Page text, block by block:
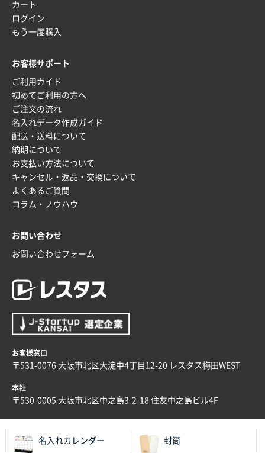
神奈川県S社様
2025年12月16日 10:39
短納期対応が素晴らしい
富山県O社様
uni ジェットストリーム 07
2025年12月09日 14:04
安い、早い
埼玉県G社様
ラミネート紙袋 規格L4サイズ(B4対応)
2025年12月04日 17:34
兵庫県のお客様
2025年12月02日 23:00
ロゴが入れられること
大阪府E社様
2025年11月28日 15:13
他部署のスタッフからの指示
兵庫県S社様
以前発注しているので、データが残っている点が良か
カート
ログイン
もう一度購入
お客様サポート
ご利用ガイド
初めてご利用の方へ
ご注文の流れ
名入れデータ作成ガイド
配送・送料について
納期について
お支払い方法について
キャンセル・返品・交換について
よくあるご質問
コラム・ノウハウ
お問い合わせ
お問い合わせフォーム
お客様窓口
〒531-0076 大阪市北区大淀中4丁目12-20 レスタス梅田WEST
本社
〒530-0005 大阪市北区中之島3-2-18 住友中之島ビル4F
名入れカレンダー 封筒